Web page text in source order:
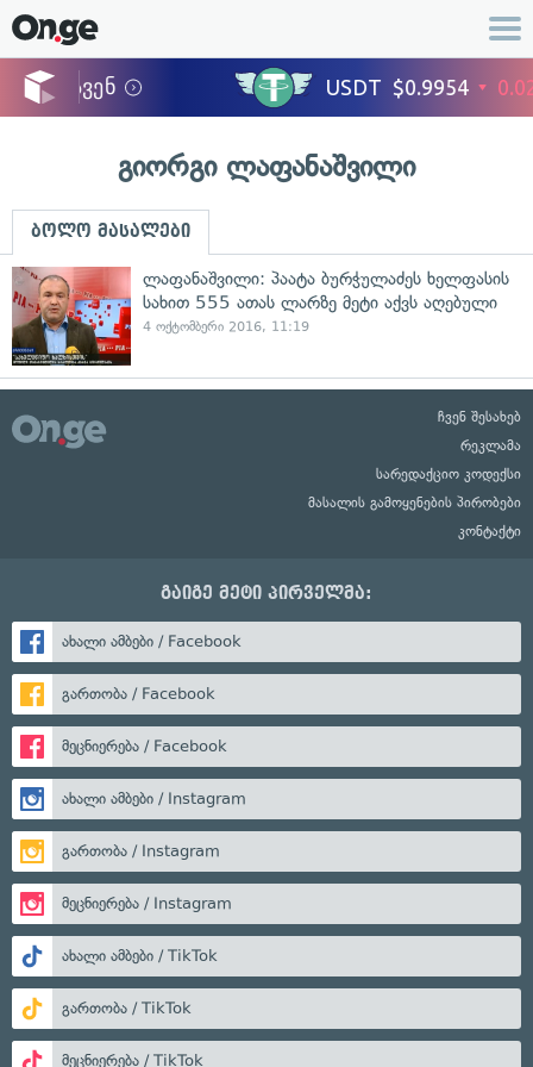
გიორგი ლაფანაშვილი
ბოლო მასალები
ლაფანაშვილი: პაატა ბურჭულაძეს ხელფასის
სახით 555 ათას ლარზე მეტი აქვს აღებული
4 ოქტომბერი 2016, 11:19
ჩვენ შესახებ
რეკლამა
სარედაქციო კოდექსი
მასალის გამოყენების პირობები
კონტაქტი
გაიგე მეტი პირველმა:
ახალი ამბები / Facebook
გართობა / Facebook
მეცნიერება / Facebook
ახალი ამბები / Instagram
გართობა / Instagram
მეცნიერება / Instagram
ახალი ამბები / TikTok
გართობა / TikTok
მეცნიერება / TikTok